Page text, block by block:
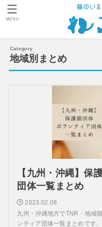
MENU
地域別まとめ
【九州・沖縄】保
団体一覧まとめ
2023.02.08
九州・沖縄地方でTNR・地域
ンティア団体一覧まとめです